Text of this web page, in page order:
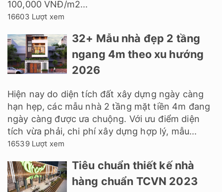
100,000 VNĐ/m2...
16603 Lượt xem
32+ Mẫu nhà đẹp 2 tầng
ngang 4m theo xu hướng
2026
Hiện nay do diện tích đất xây dựng ngày càng
hạn hẹp, các mẫu nhà 2 tầng mặt tiền 4m đang
ngày càng được ưa chuộng. Với ưu điểm diện
tích vừa phải, chi phí xây dựng hợp lý, mẫu...
16539 Lượt xem
Tiêu chuẩn thiết kế nhà
hàng chuẩn TCVN 2023